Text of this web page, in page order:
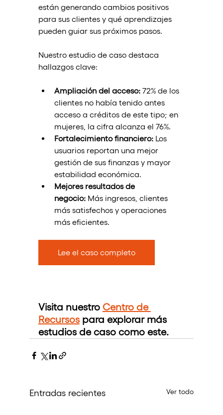
están generando cambios positivos
para sus clientes y qué aprendizajes
pueden guiar sus próximos pasos.
Nuestro estudio de caso destaca
hallazgos clave:
Ampliación del acceso: 72% de los
clientes no había tenido antes
acceso a créditos de este tipo; en
mujeres, la cifra alcanza el 76%.
Fortalecimiento financiero: Los
usuarios reportan una mejor
gestión de sus finanzas y mayor
estabilidad económica.
Mejores resultados de
negocio: Más ingresos, clientes
más satisfechos y operaciones
más eficientes.
Lee el caso completo
Visita nuestro Centro de
Recursos para explorar más
estudios de caso como este.
Entradas recientes Ver todo